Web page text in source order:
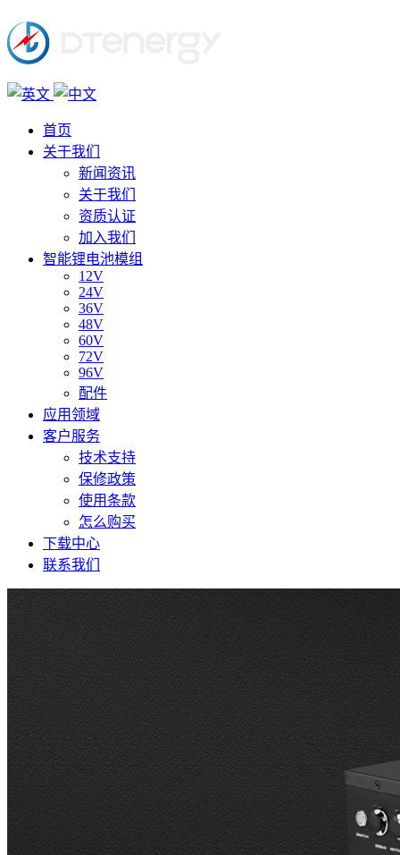
首页
关于我们
新闻资讯
关于我们
资质认证
加入我们
智能锂电池模组
12V
24V
36V
48V
60V
72V
96V
配件
应用领域
客户服务
技术支持
保修政策
使用条款
怎么购买
下载中心
联系我们